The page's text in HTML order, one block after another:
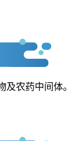
及农药中间体。